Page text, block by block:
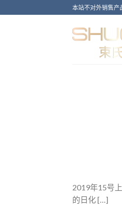
本站不对外销售产
2019年15号
的日化 […]